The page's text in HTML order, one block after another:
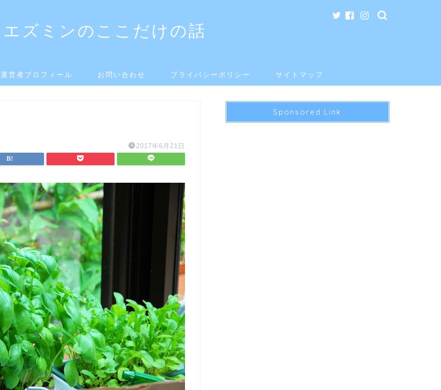
エズミンのここだけの話
運営者プロフィール お問い合わせ プライバシーポリシー サイトマップ
2017年6月21日
Sponsored Link